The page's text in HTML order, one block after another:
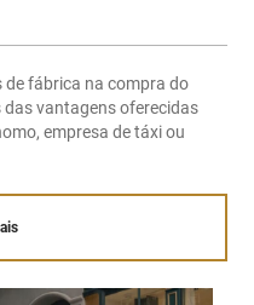
de fábrica na compra do
vantagens oferecidas
empresa de táxi ou